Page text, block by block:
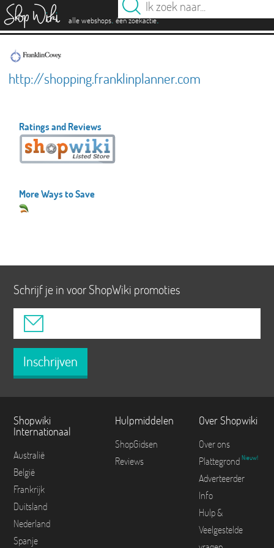
alle webshops. één zoekactie.
http://shopping.franklinplanner.com
Ratings and Reviews
More Ways to Save
Schrijf je in voor ShopWiki promoties
Inschrijven
Shopwiki
Internationaal
Australië
België
Frankrijk
Duitsland
Nederland
Spanje
Hulpmiddelen
ShopGidsen
Reviews
Over Shopwiki
Over ons
Plattegrond Nieuw!
Adverteerder
Info
Hulp &
Veelgestelde